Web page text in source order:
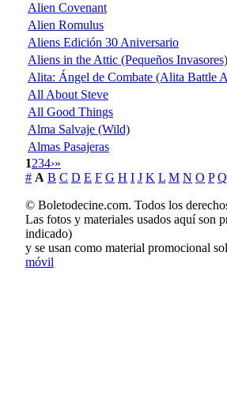
Alien Covenant
Alien Romulus
Aliens Edición 30 Aniversario
Aliens in the Attic (Pequeños Invasores)
Alita: Ángel de Combate (Alita Battle
All About Steve
All Good Things
Alma Salvaje (Wild)
Almas Pasajeras
1234›»
# A B C D E F G H I J K L M N O P Q
© Boletodecine.com. Todos los
Las fotos y materiales usados aquí son
indicado)
y se usan como material promocional
móvil